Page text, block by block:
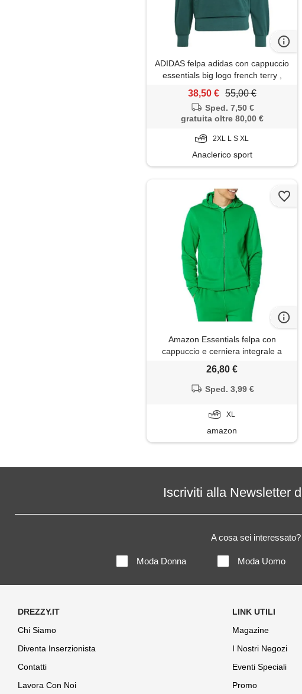
ADIDAS felpa adidas con cappuccio
essentials big logo french terry ,
verde
38,50 € 55,00 €
Sped. 7,50 €
gratuita oltre 80,00 €
2XL L S XL
Anaclerico sport
Amazon Essentials felpa con
cappuccio e cerniera integrale a
maniche lunghe in spugna francese
(disponibile nelle taglie big & tall)
uomo, verde, xl
26,80 €
Sped. 3,99 €
XL
amazon
Iscriviti alla Newsletter
A cosa sei interessato?
Moda Donna Moda Uomo
Chi Siamo
Diventa Inserzionista
Contatti
Lavora Con Noi
Magazine
I Nostri Negozi
Eventi Speciali
Promo